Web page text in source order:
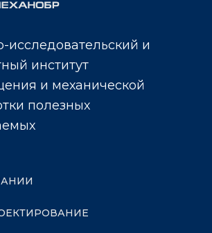
исследовательский и
институт
и механической
полезных